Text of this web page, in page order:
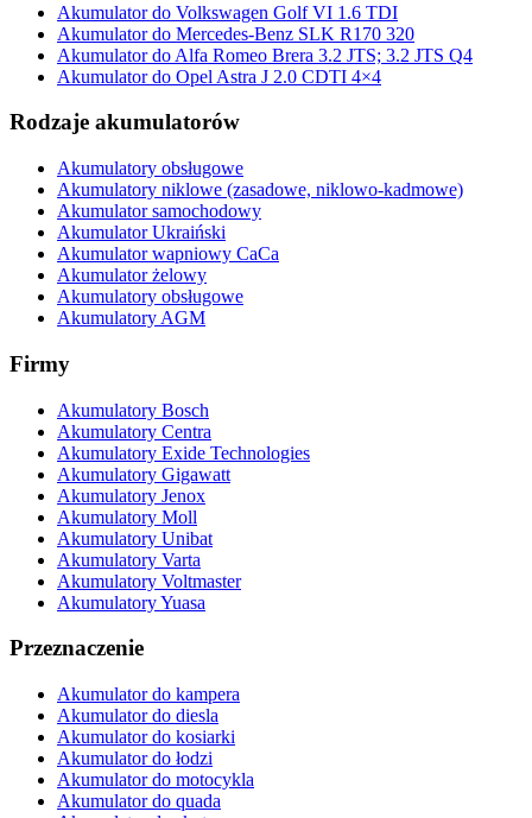
Akumulator do Volkswagen Golf VI 1.6 TDI
Akumulator do Mercedes-Benz SLK R170 320
Akumulator do Alfa Romeo Brera 3.2 JTS; 3.2 JTS Q4
Akumulator do Opel Astra J 2.0 CDTI 4×4
Rodzaje akumulatorów
Akumulatory obsługowe
Akumulatory niklowe (zasadowe, niklowo-kadmowe)
Akumulator samochodowy
Akumulator Ukraiński
Akumulator wapniowy CaCa
Akumulator żelowy
Akumulatory obsługowe
Akumulatory AGM
Firmy
Akumulatory Bosch
Akumulatory Centra
Akumulatory Exide Technologies
Akumulatory Gigawatt
Akumulatory Jenox
Akumulatory Moll
Akumulatory Unibat
Akumulatory Varta
Akumulatory Voltmaster
Akumulatory Yuasa
Przeznaczenie
Akumulator do kampera
Akumulator do diesla
Akumulator do kosiarki
Akumulator do łodzi
Akumulator do motocykla
Akumulator do quada